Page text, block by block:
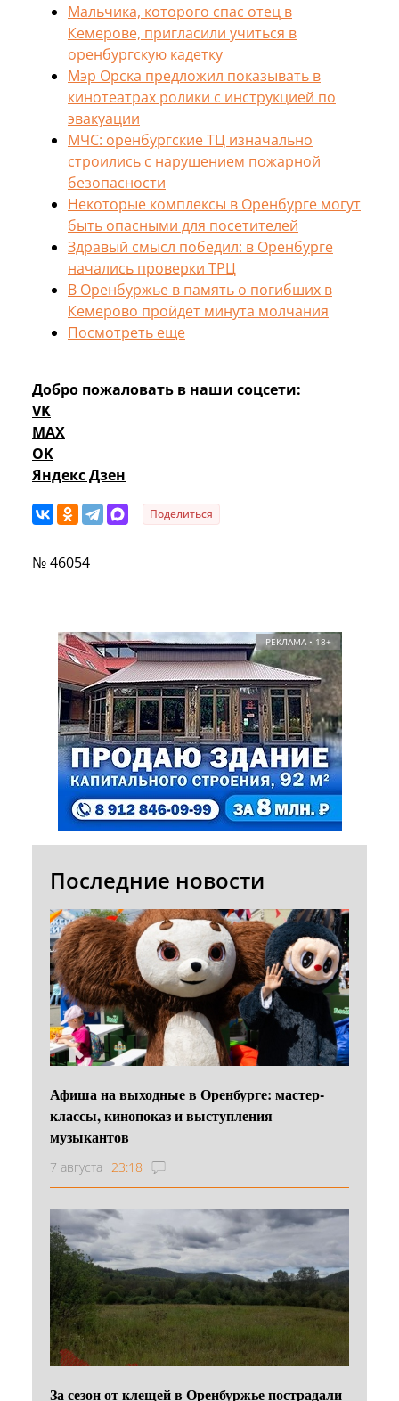
Мальчика, которого спас отец в
Кемерове, пригласили учиться в
оренбургскую кадетку
Мэр Орска предложил показывать в
кинотеатрах ролики с инструкцией по
эвакуации
МЧС: оренбургские ТЦ изначально
строились с нарушением пожарной
безопасности
Некоторые комплексы в Оренбурге могут
быть опасными для посетителей
Здравый смысл победил: в Оренбурге
начались проверки ТРЦ
В Оренбуржье в память о погибших в
Кемерово пройдет минута молчания
Посмотреть еще
Добро пожаловать в наши соцсети:
VK
MAX
OK
Яндекс Дзен
Поделиться
№ 46054
РЕКЛАМА • 18+
Последние новости
Афиша на выходные в Оренбурге: мастер-
классы, кинопоказ и выступления
музыкантов
7 августа 23:18
За сезон от клещей в Оренбуржье пострадали